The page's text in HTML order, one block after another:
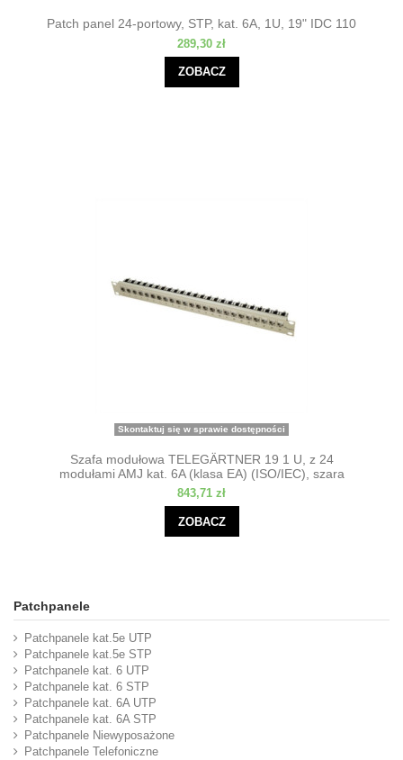
Patch panel 24-portowy, STP, kat. 6A, 1U, 19" IDC 110
289,30 zł
ZOBACZ
Skontaktuj się w sprawie dostępności
Szafa modułowa TELEGÄRTNER 19 1 U, z 24
modułami AMJ kat. 6A (klasa EA) (ISO/IEC), szara
843,71 zł
ZOBACZ
Patchpanele
Patchpanele kat.5e UTP
Patchpanele kat.5e STP
Patchpanele kat. 6 UTP
Patchpanele kat. 6 STP
Patchpanele kat. 6A UTP
Patchpanele kat. 6A STP
Patchpanele Niewyposażone
Patchpanele Telefoniczne